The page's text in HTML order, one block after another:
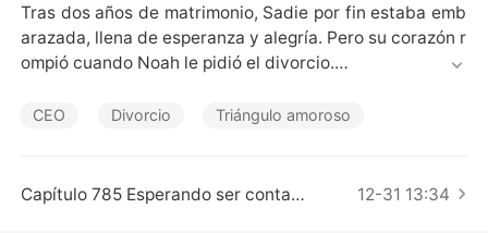
Cuentos Cortos
Tras dos años de matrimonio, Sadie por fin estaba emb
arazada, llena de esperanza y alegría. Pero su corazón r
ompió cuando Noah le pidió el divorcio.
Durante un atentado fallido contra su vida, Sadie se en
al bebé. Pero sus llamadas quedaron sin respuesta. Des
CEO Divorcio Triángulo amoroso
Capítulo 785 Esperando ser contactado 12-31 13:34